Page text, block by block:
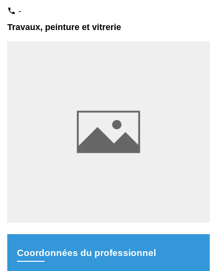
phone -
Travaux, peinture et vitrerie
Coordonnées du professionnel